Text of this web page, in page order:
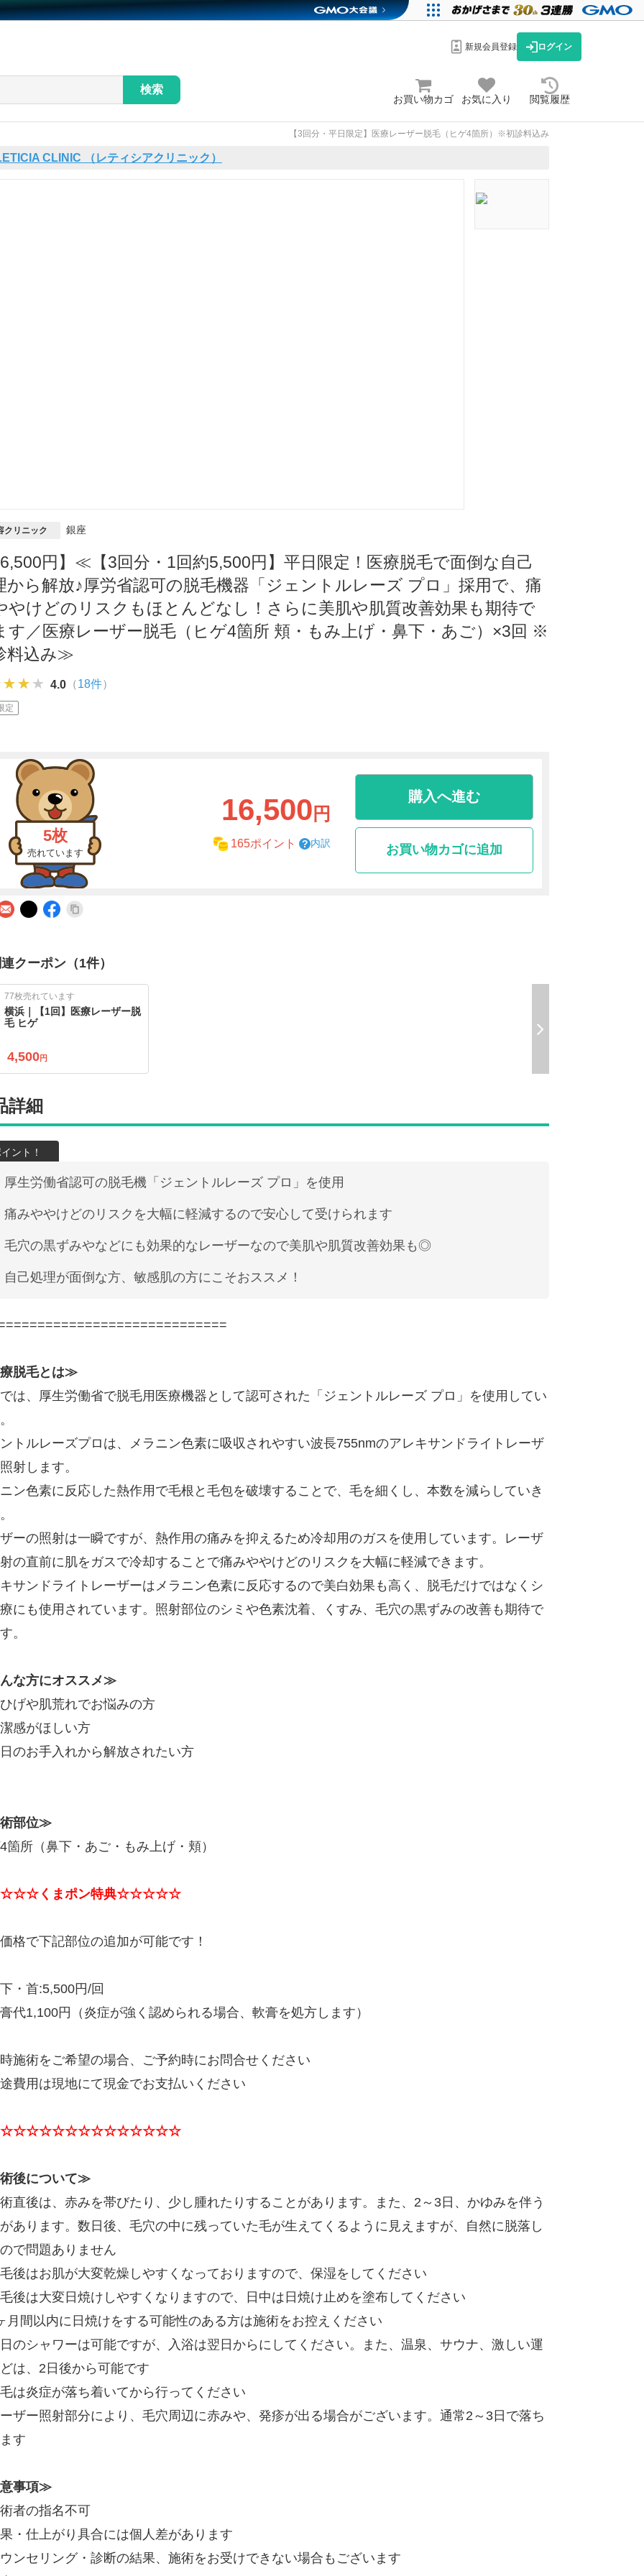
新規会員登録 ログイン
検索
お買い物カゴ お気に入り 閲覧履歴
【3回分・平日限定】医療レーザー脱毛（ヒゲ4箇所）※初診料込み
CLINIC （レティシアクリニック）
クリニック 銀座
円】≪【3回分・1回約5,500円】平日限定！医療脱毛で面倒な自己
から解放♪厚労省認可の脱毛機器「ジェントルレーズ プロ」採用で、痛
やけどのリスクもほとんどなし！さらに美肌や肌質改善効果も期待で
す／医療レーザー脱毛（ヒゲ4箇所 頬・もみ上げ・鼻下・あご）×3回 ※
料込み≫
4.0 （18件）
定
5枚
売れています
16,500 円
165ポイント 内訳
購入へ進む
お買い物カゴに追加
クーポン（1件）
77枚売れています
横浜｜【1回】医療レーザー脱
毛 ヒゲ
4,500円
詳細
厚生労働省認可の脱毛機「ジェントルレーズ プロ」を使用
痛みややけどのリスクを大幅に軽減するので安心して受けられます
毛穴の黒ずみやなどにも効果的なレーザーなので美肌や肌質改善効果も◎
自己処理が面倒な方、敏感肌の方にこそおススメ！
脱毛とは≫
は、厚生労働省で脱毛用医療機器として認可された「ジェントルレーズ プロ」を使用してい
トルレーズプロは、メラニン色素に吸収されやすい波長755nmのアレキサンドライトレーザ
射します。
ン色素に反応した熱作用で毛根と毛包を破壊することで、毛を細くし、本数を減らしていき
ーの照射は一瞬ですが、熱作用の痛みを抑えるため冷却用のガスを使用しています。レーザ
の直前に肌をガスで冷却することで痛みややけどのリスクを大幅に軽減できます。
サンドライトレーザーはメラニン色素に反応するので美白効果も高く、脱毛だけではなくシ
にも使用されています。照射部位のシミや色素沈着、くすみ、毛穴の黒ずみの改善も期待で
。
な方にオススメ≫
げや肌荒れでお悩みの方
感がほしい方
のお手入れから解放されたい方
部位≫
箇所（鼻下・あご・もみ上げ・頬）
くまポン特典☆☆☆☆☆
格で下記部位の追加が可能です！
・首:5,500円/回
代1,100円（炎症が強く認められる場合、軟膏を処方します）
施術をご希望の場合、ご予約時にお問合せください
費用は現地にて現金でお支払いください
後について≫
直後は、赤みを帯びたり、少し腫れたりすることがあります。また、2～3日、かゆみを伴う
あります。数日後、毛穴の中に残っていた毛が生えてくるように見えますが、自然に脱落し
で問題ありません
後はお肌が大変乾燥しやすくなっておりますので、保湿をしてください
後は大変日焼けしやすくなりますので、日中は日焼け止めを塗布してください
月間以内に日焼けをする可能性のある方は施術をお控えください
のシャワーは可能ですが、入浴は翌日からにしてください。また、温泉、サウナ、激しい運
は、2日後から可能です
は炎症が落ち着いてから行ってください
ザー照射部分により、毛穴周辺に赤みや、発疹が出る場合がございます。通常2～3日で落ち
す
事項≫
者の指名不可
・仕上がり具合には個人差があります
ンセリング・診断の結果、施術をお受けできない場合もございます